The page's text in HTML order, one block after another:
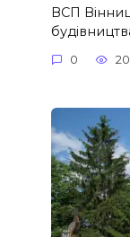
ВСП
0